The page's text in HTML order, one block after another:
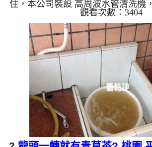
住，本公司裝設 高周波水管清洗機
水管，等了約15分，開啟 水管清洗
波 模式，一開始就洗出黑水，顏色
油源源不絕從管路流出，四個多小
正常了。 如是自來水，如水管老化
泥沙堆積，洗出來的水就會是咖啡
化錳，管壁上會結成黑色管垢，洗
一樣黑，有些洗出綠色的水，是因
質，生鏽產生銅綠，如
觀看次數：3404